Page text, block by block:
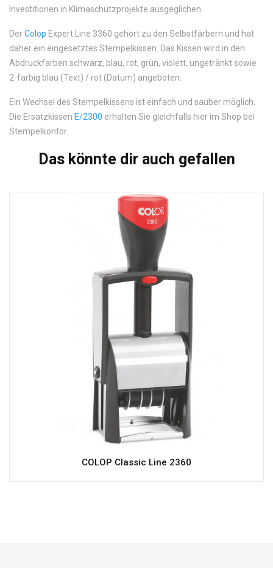
Investitionen in Klimaschutzprojekte ausgeglichen.
DerColop Expert Line 3360 gehört zu den Selbstfärbern und hat
daher ein eingesetztes Stempelkissen. Das Kissen wird in den
Abdruckfarben schwarz, blau, rot, grün, violett, ungetränkt sowie
2-farbig blau (Text) / rot (Datum) angeboten.
Ein Wechsel des Stempelkissens ist einfach und sauber möglich.
Die Ersatzkissen E/2300 erhalten Sie gleichfalls hier im Shop bei
Stempelkontor.
Das könnte dir auch gefallen
COLOP Classic Line 2360